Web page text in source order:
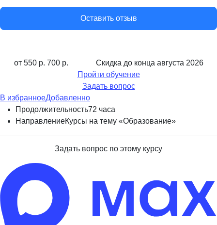
Оставить отзыв
от 550 р. 700 р. Скидка до конца августа 2026
Пройти обучение
Задать вопрос
В избранноеДобавленно
Продолжительность72 часа
НаправлениеКурсы на тему «Образование»
Задать вопрос по этому курсу